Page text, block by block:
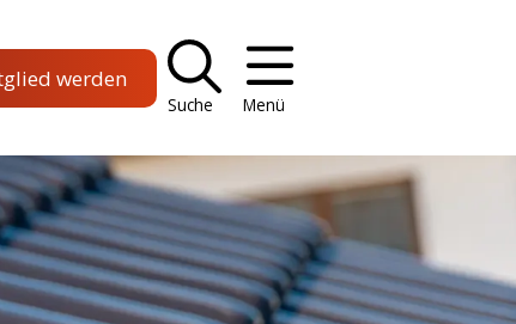
werden
Suche Menü